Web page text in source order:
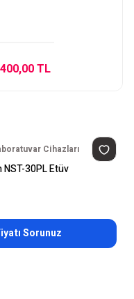
TL
Cihazları
NST-30PL Etüv
Sorunuz